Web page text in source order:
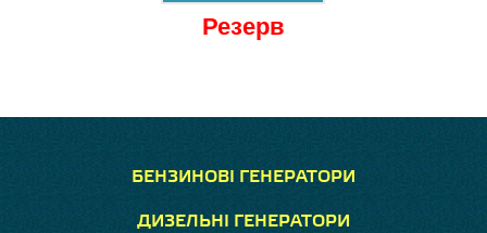
Резерв
БЕНЗИНОВІ ГЕНЕРАТОРИ
ДИЗЕЛЬНІ ГЕНЕРАТОРИ